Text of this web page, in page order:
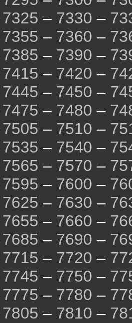
7325 – 7330 –
7355 – 7360 –
7385 – 7390 –
7415 – 7420 –
7445 – 7450 –
7475 – 7480 –
7505 – 7510 –
7535 – 7540 –
7565 – 7570 –
7595 – 7600 –
7625 – 7630 –
7655 – 7660 –
7685 – 7690 –
7715 – 7720 –
7745 – 7750 –
7775 – 7780 –
7805 – 7810 –